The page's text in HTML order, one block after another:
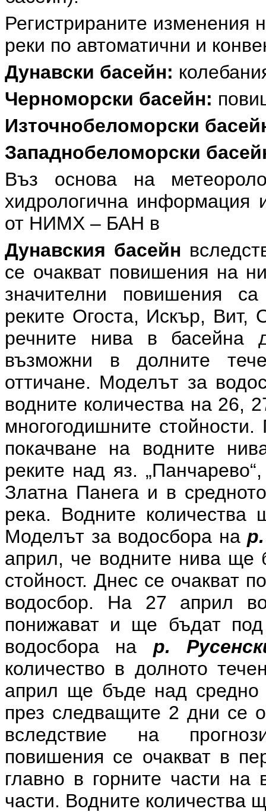
Регистрираните изменения
реки по автоматични и
Дунавски басейн:
Черноморски басейн:
Източнобеломорски
Западнобеломорски
Въз основа на
хидрологична информация
от НИМХ – БАН в
Дунавския басейн
се очакват повишения на
значителни повишения
реките Огоста, Искър,
речните нива в басейна
възможни в долните
оттичане. Моделът за
водните количества на 26,
многогодишните
покачване на водните
реките над яз.
Златна Панега и в
река. Водните
Моделът за водосбора на
април, че водните нива ще
стойност. Днес се очакват
водосбор. На 27 април
понижават и ще бъдат
водосбора на р.
количество в долното
април ще бъде над средно
през следващите 2 дни се
вследствие на
повишения се очакват в
главно в горните части
части. Водните количества